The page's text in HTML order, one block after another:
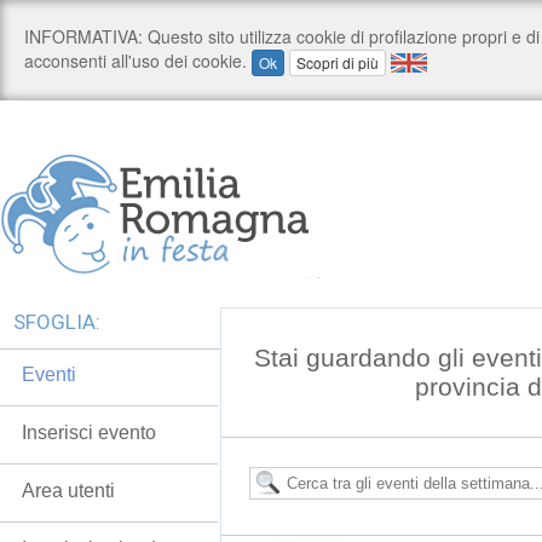
Stai guardando gli
provincia
SFOGLIA:
Eventi
Inserisci evento
Area utenti